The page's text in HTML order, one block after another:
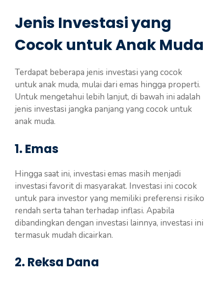
Jenis Investasi yang
Cocok untuk Anak Muda
Terdapat beberapa jenis investasi yang cocok
untuk anak muda, mulai dari emas hingga properti.
Untuk mengetahui lebih lanjut, di bawah ini adalah
jenis investasi jangka panjang yang cocok untuk
anak muda.
1. Emas
Hingga saat ini, investasi emas masih menjadi
investasi favorit di masyarakat. Investasi ini cocok
untuk para investor yang memiliki preferensi risiko
rendah serta tahan terhadap inflasi. Apabila
dibandingkan dengan investasi lainnya, investasi ini
termasuk mudah dicairkan.
2. Reksa Dana